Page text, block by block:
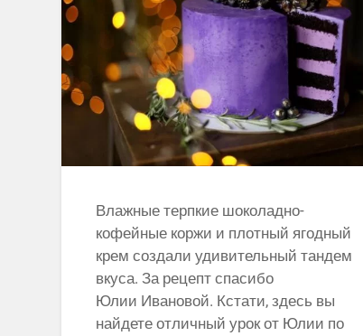
Влажные терпкие шоколадно-
кофейные коржи и плотный ягодный
крем создали удивительный тандем
вкуса. За рецепт спасибо
Юлии Ивановой. Кстати, здесь вы
найдете отличный урок от Юлии по